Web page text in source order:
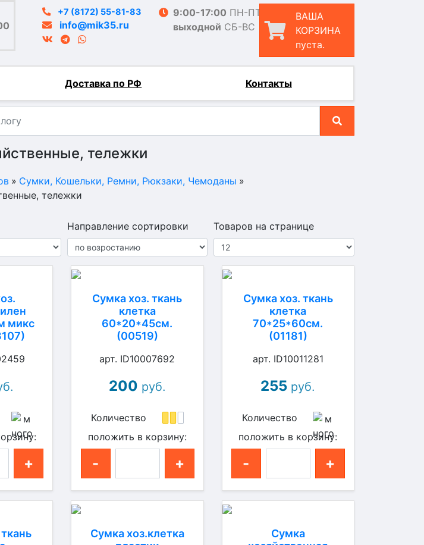
+7 (8172) 55-81-83
info@mik35.ru
9:00-17:00 ПН-ПТ
выходной СБ-ВС
ВАША
КОРЗИНА
пуста.
Доставка по РФ Контакты
тележки
» Сумки, Кошельки, Ремни, Рюкзаки, Чемоданы »
тележки
Направление сортировки Товаров на странице
микс
+
Сумка хоз. ткань
клетка
60*20*45см.
(00519)
арт. ID10007692
200 руб.
Количество
положить в корзину:
- +
Сумка хоз. ткань
клетка
70*25*60см.
(01181)
арт. ID10011281
255 руб.
Количество
положить в корзину:
- +
Сумка хоз.клетка
Сумка